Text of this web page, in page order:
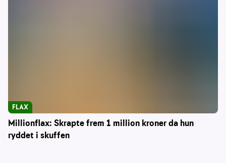
Millionflax: Skrapte frem 1 million kroner da hun
ryddet i skuffen
FLAX